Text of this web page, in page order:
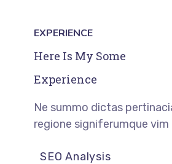
EXPERIENCE
Here Is My Some
Experience
Ne summo dictas
regione signiferumque vim
SEO Analysis